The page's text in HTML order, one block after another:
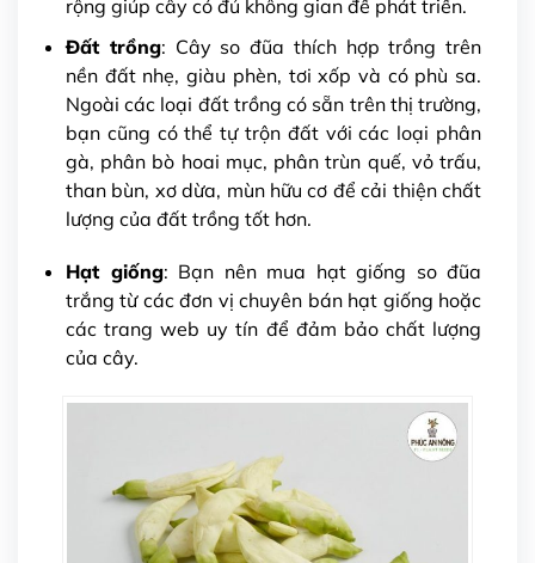
rộng giúp cây có đủ không gian để phát triển.
Đất trồng: Cây so đũa thích hợp trồng trên
nền đất nhẹ, giàu phèn, tơi xốp và có phù sa.
Ngoài các loại đất trồng có sẵn trên thị trường,
bạn cũng có thể tự trộn đất với các loại phân
gà, phân bò hoai mục, phân trùn quế, vỏ trấu,
than bùn, xơ dừa, mùn hữu cơ để cải thiện chất
lượng của đất trồng tốt hơn.
Hạt giống: Bạn nên mua hạt giống so đũa
trắng từ các đơn vị chuyên bán hạt giống hoặc
các trang web uy tín để đảm bảo chất lượng
của cây.
Gửi thông tin